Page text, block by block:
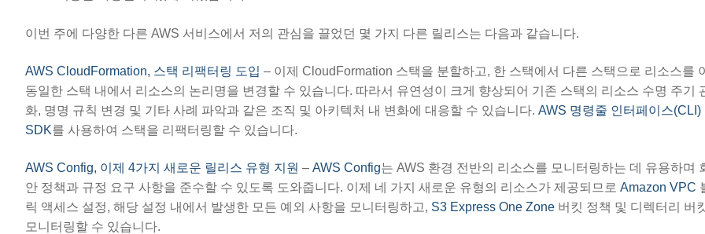
이번 주에 다양한 다른 AWS 서비스에서 저의 관심을 끌었던 몇 가지 다른 릴리스는 다음과 같습니다.
AWS CloudFormation, 스택 리팩터링 도입 – 이제 CloudFormation 스택을 분할하고, 한 스택에서 다른 스택으로 리소스를
동일한 스택 내에서 리소스의 논리명을 변경할 수 있습니다. 따라서 유연성이 크게 향상되어 기존 스택의 리소스 수명 주기
화, 명명 규칙 변경 및 기타 사례 파악과 같은 조직 및 아키텍처 내 변화에 대응할 수 있습니다. AWS 명령줄 인터페이스(CLI)
SDK를 사용하여 스택을 리팩터링할 수 있습니다.
AWS Config, 이제 4가지 새로운 릴리스 유형 지원 – AWS Config는 AWS 환경 전반의 리소스를 모니터링하는 데 유용하며
안 정책과 규정 요구 사항을 준수할 수 있도록 도와줍니다. 이제 네 가지 새로운 유형의 리소스가 제공되므로 Amazon VPC
릭 액세스 설정, 해당 설정 내에서 발생한 모든 예외 사항을 모니터링하고, S3 Express One Zone 버킷 정책 및 디렉터리 버
모니터링할 수 있습니다.